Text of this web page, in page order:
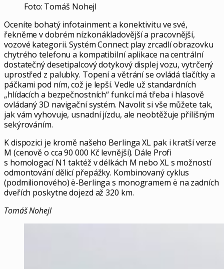
Foto: Tomáš Nohejl
Oceníte bohatý infotainment a konektivitu ve své,
řekněme v dobrém nízkonákladovější a pracovnější,
vozové kategorii. Systém Connect play zrcadlí obrazovku
chytrého telefonu a kompatibilní aplikace na centrální
dostatečný desetipalcový dotykový displej vozu, vytrčený
uprostřed z palubky. Topení a větrání se ovládá tlačítky a
páčkami pod ním, což je lepší. Vedle už standardních
„hlídacích a bezpečnostních“ funkcí má třeba i hlasově
ovládaný 3D navigační systém. Navolit si vše můžete tak,
jak vám vyhovuje, usnadní jízdu, ale neobtěžuje přílišným
sekýrováním.
K dispozici je kromě našeho Berlinga XL pak i kratší verze
M (cenově o cca 90 000 Kč levnější). Dále Profi
s homologací N1 taktéž v délkách M nebo XL s možností
odmontování dělicí přepážky. Kombinovaný cyklus
(podmilionového) ë-Berlinga s monogramem ë na zadních
dveřích poskytne dojezd až 320 km.
Tomáš Nohejl